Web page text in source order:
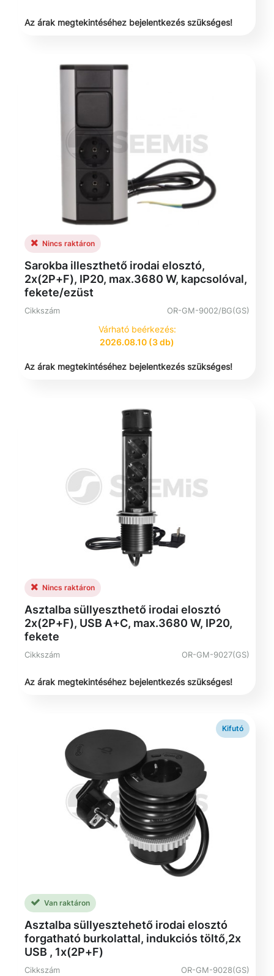
Az árak megtekintéséhez bejelentkezés szükséges!
Nincs raktáron
Sarokba illeszthető irodai elosztó,
2x(2P+F), IP20, max.3680 W, kapcsolóval,
fekete/ezüst
Cikkszám OR-GM-9002/BG(GS)
Várható beérkezés:
2026.08.10 (3 db)
Az árak megtekintéséhez bejelentkezés szükséges!
Nincs raktáron
Asztalba süllyeszthető irodai elosztó
2x(2P+F), USB A+C, max.3680 W, IP20,
fekete
Cikkszám OR-GM-9027(GS)
Az árak megtekintéséhez bejelentkezés szükséges!
Kifutó
Van raktáron
Asztalba süllyesztehető irodai elosztó
forgatható burkolattal, indukciós töltő,2x
USB , 1x(2P+F)
Cikkszám OR-GM-9028(GS)